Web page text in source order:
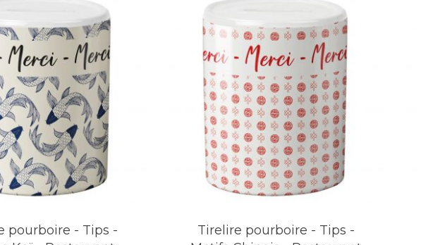
des pourboires : Facilite le stockage et le partage équitable
décoratif : Certaines tirelires apportent une touche d'originalité
la Tirelire Idéale pour Votre
restaurateur, barman, coiffeur ou commerçant, une tirelire
la différence. Chez
, nous vous proposons une
à tous les styles et besoins. Parcourez notre catalogue et
la générosité de vos clients tout en ajoutant une touche
pourboire - Tips -
Tirelire pourboire - Tips -